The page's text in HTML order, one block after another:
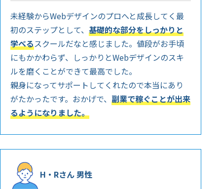
未経験からWebデザインのプロへと成長してく最
初のステップとして、 基礎的な部分をしっかりと
学べるスクールだなと感じました。値段がお手頃
にもかかわらず、しっかりとWebデザインのスキ
ルを磨くことができて最高でした。
親身になってサポートしてくれたので本当にあり
がたかったです。おかげで、 副業で稼ぐことが出来
るようになりました。
H・Rさん 男性